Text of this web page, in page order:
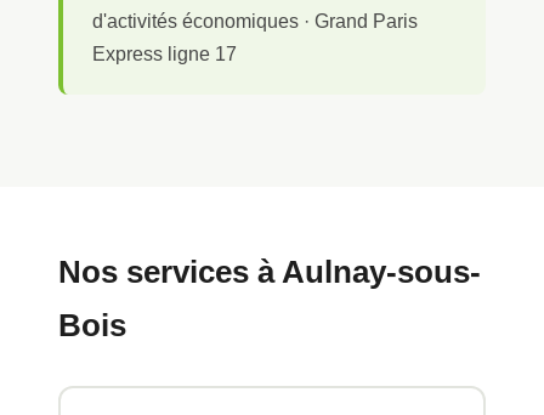
d'activités économiques · Grand Paris
Express ligne 17
Nos services à Aulnay-sous-
Bois